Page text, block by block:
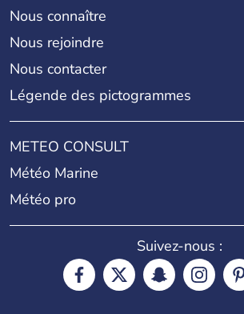
Nous connaître
Nous rejoindre
Nous contacter
Légende des pictogrammes
METEO CONSULT
Météo Marine
Météo pro
Suivez-nous :